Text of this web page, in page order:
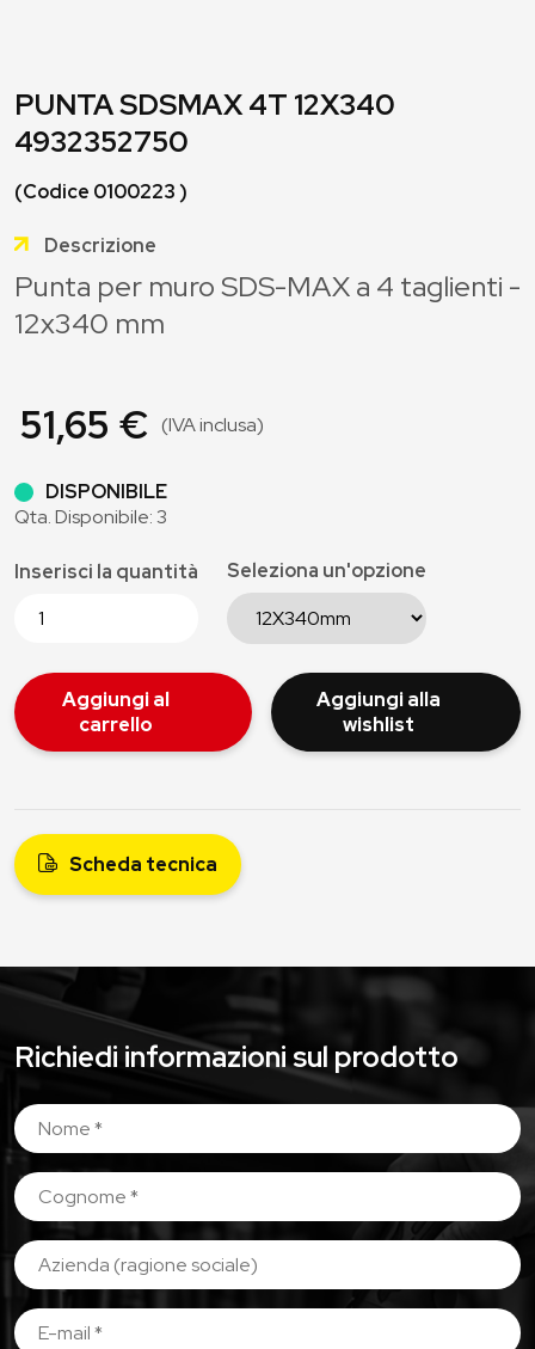
PUNTA SDSMAX 4T 12X340
4932352750
(Codice 0100223 )
Descrizione
Punta per muro SDS-MAX a 4 taglienti -
12x340 mm
51,65 € (IVA inclusa)
DISPONIBILE
Qta. Disponibile: 3
Inserisci la quantità Seleziona un'opzione
Aggiungi al
carrello
Aggiungi alla
wishlist
Scheda tecnica
Richiedi informazioni sul prodotto